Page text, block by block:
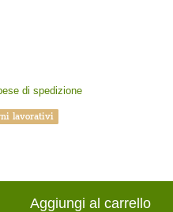
di spedizione
lavorativi
Aggiungi al carrello